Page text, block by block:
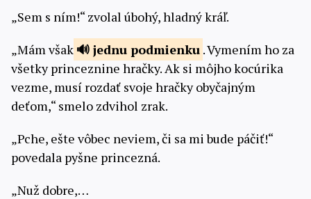
„Sem s ním!“ zvolal úbohý, hladný kráľ.
„Mám však
jednu podmienku . Vymením ho za
všetky princeznine hračky. Ak si môjho kocúrika
vezme, musí rozdať svoje hračky obyčajným
deťom,“ smelo zdvihol zrak.
„Pche, ešte vôbec neviem, či sa mi bude páčiť!“
povedala pyšne princezná.
„Nuž dobre,…